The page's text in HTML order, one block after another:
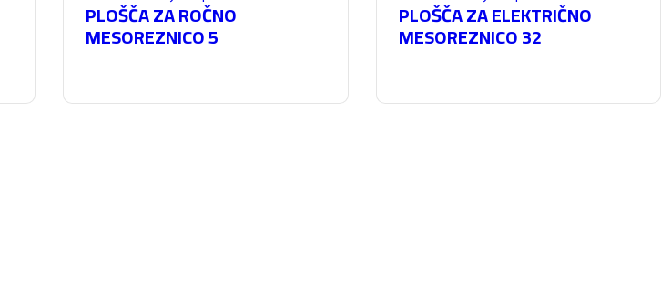
PLOŠČA ZA ROČNO
MESOREZNICO 5
PLOŠČA ZA ELEKTRIČNO
MESOREZNICO 32